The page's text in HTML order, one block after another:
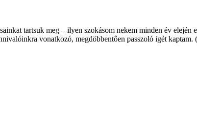
tartsuk meg – ilyen szokásom nekem minden év
vonatkozó, megdöbbentően passzoló igét